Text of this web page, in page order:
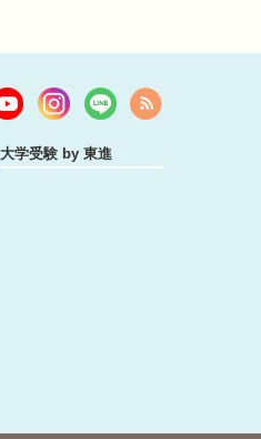
大学受験 by 東進